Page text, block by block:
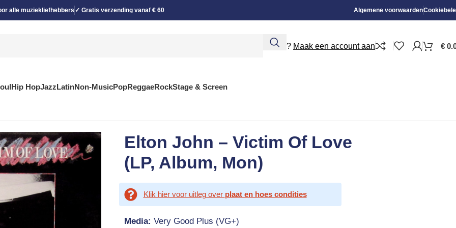
alle muziekliefhebbers ✓ Gratis verzending vanaf € 60 Algemene voorwaarden
Nieuw? Maak een account aan €
Hip HopJazzLatinNon-MusicPopReggaeRockStage & Screen
Elton John – Victim Of Love
(LP, Album, Mon)
Klik hier voor uitleg over plaat en hoes condities
Media: Very Good Plus (VG+)